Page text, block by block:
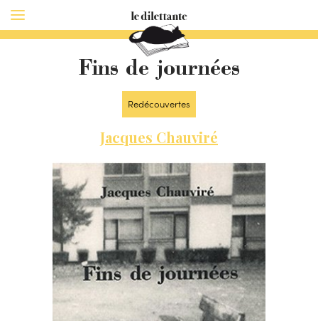
Fins de journées
Redécouvertes
Jacques Chauviré